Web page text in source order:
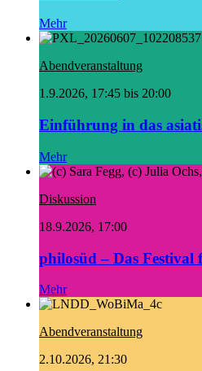
Mehr
Abendveranstaltung
1.9.2026, 17:45 bis 20:00
Einführung in das
Mehr
Diskussion
18.9.2026, 17:00
philosüd – Das
Mehr
Abendveranstaltung
2.10.2026, 21:30